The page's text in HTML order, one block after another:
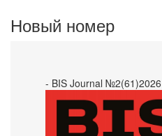
Новый номер
- BIS Journal